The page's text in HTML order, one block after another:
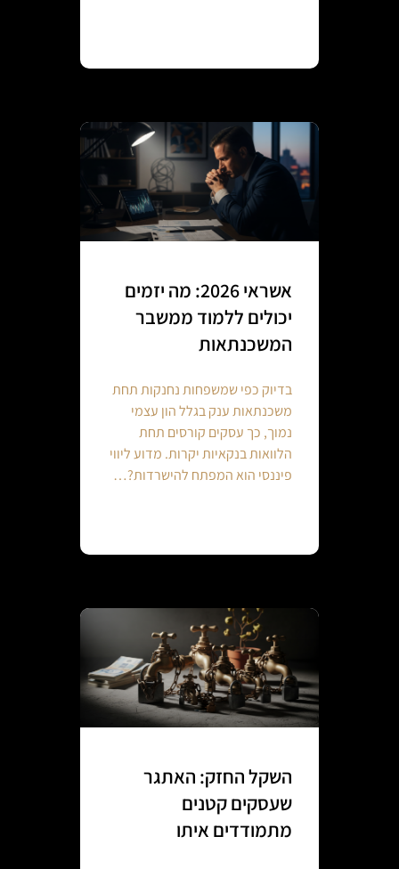
אשראי 2026: מה יזמים
יכולים ללמוד ממשבר
המשכנתאות
בדיוק כפי שמשפחות נחנקות תחת
משכנתאות ענק בגלל הון עצמי
נמוך, כך עסקים קורסים תחת
הלוואות בנקאיות יקרות. מדוע ליווי
פיננסי הוא המפתח להישרדות?…
השקל החזק: האתגר
שעסקים קטנים
מתמודדים איתו